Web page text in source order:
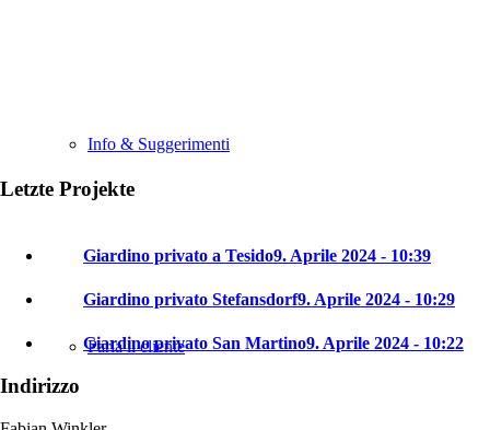
Info & Suggerimenti
Parla il cliente
Letzte Projekte
Giardino privato a Tesido9. Aprile 2024 - 10:39
Giardino privato Stefansdorf9. Aprile 2024 - 10:29
Giardino privato San Martino9. Aprile 2024 - 10:22
Indirizzo